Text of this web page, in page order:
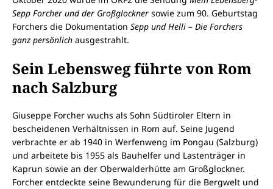
Sepp Forcher und der Großglockner sowie zum 90. Geburtstag
Forchers die Dokumentation Sepp und Helli – Die Forchers
ganz persönlich ausgestrahlt.
Sein Lebensweg führte von Rom
nach Salzburg
Giuseppe Forcher wuchs als Sohn Südtiroler Eltern in
bescheidenen Verhältnissen in Rom auf. Seine Jugend
verbrachte er ab 1940 in Werfenweng im Pongau (Salzburg)
und arbeitete bis 1955 als Bauhelfer und Lastenträger in
Kaprun sowie an der Oberwalderhütte am Großglockner.
Forcher entdeckte seine Bewunderung für die Bergwelt und